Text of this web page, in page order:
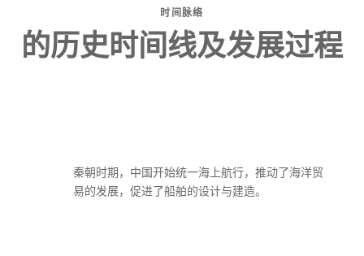
时间脉络
的历史时间线及发展过程
秦朝时期，中国开始统一海上航行，推动了海洋贸
易的发展，促进了船舶的设计与建造。